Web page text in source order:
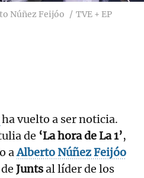
Núñez Feijóo TVE + EP
ha vuelto a ser noticia.
de ‘La hora de La 1’,
aAlberto Núñez Feijóo
Juntsal líder de los